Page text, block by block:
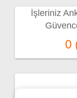
İşleriniz
0